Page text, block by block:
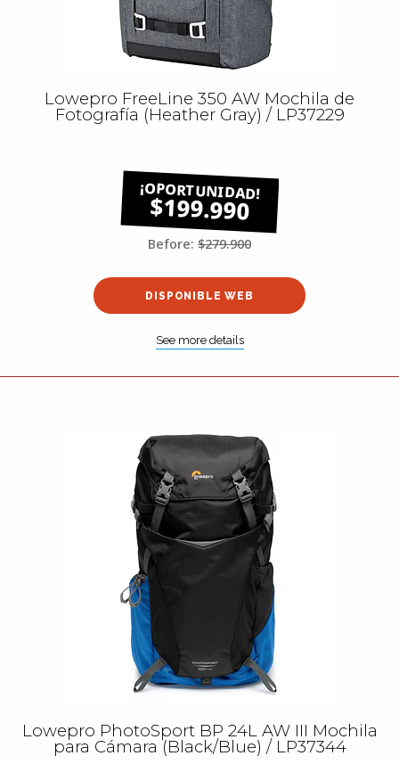
Lowepro FreeLine 350 AW Mochila de
Fotografía (Heather Gray) / LP37229
$199.990
Before: $279.900
DISPONIBLE WEB
See more details
Lowepro PhotoSport BP 24L AW III Mochila
para Cámara (Black/Blue) / LP37344